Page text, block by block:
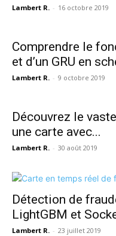
Lambert R. - 16 octobre 2019
Comprendre le
et d’un GRU en
Lambert R. - 9 octobre 2019
Découvrez le
une carte avec...
Lambert R. - 30 août 2019
Détection de
LightGBM et
Lambert R. - 23 juillet 2019